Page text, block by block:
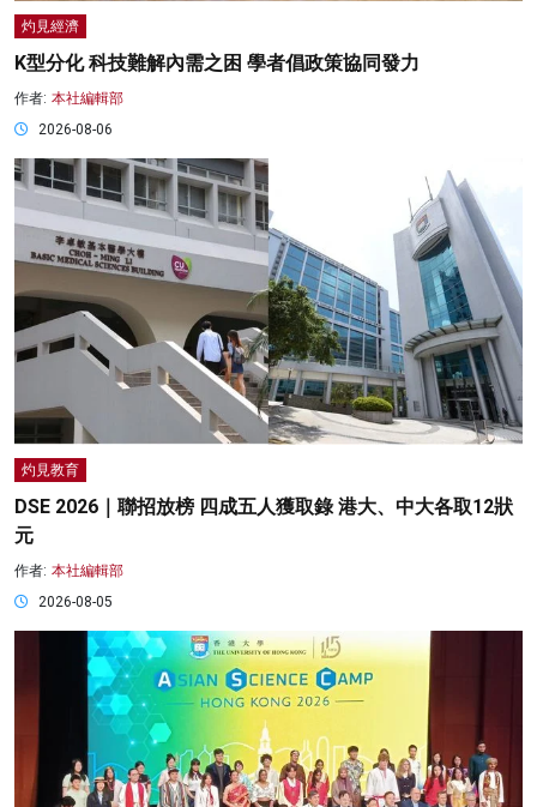
灼見經濟
K型分化 科技難解內需之困 學者倡政策協同發力
作者: 本社編輯部
2026-08-06
灼見教育
DSE 2026｜聯招放榜 四成五人獲取錄 港大、中大各取12狀
元
作者: 本社編輯部
2026-08-05